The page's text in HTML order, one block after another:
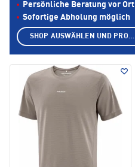
Persönliche Beratung vor Ort
Sofortige Abholung möglich
SHOP AUSWÄHLEN UND PRODUKTE ANZEIGEN